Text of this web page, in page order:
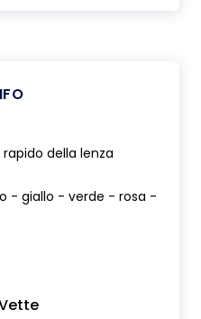
della lenza
- giallo - verde - rosa -